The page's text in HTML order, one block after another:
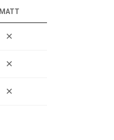
MATT
✕
✕
✕